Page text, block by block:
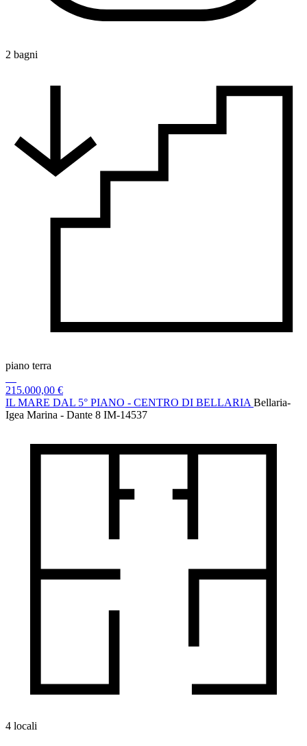
2 bagni
piano terra
215.000,00 €
IL MARE DAL 5° PIANO - CENTRO DI BELLARIA Bellaria-
Igea Marina - Dante 8 IM-14537
4 locali